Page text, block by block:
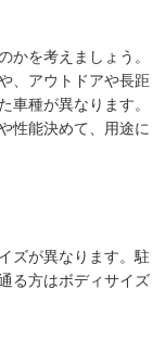
かを考えましょう。
、アウトドアや長距
車種が異なります。
性能決めて、用途に
ズが異なります。駐
る方はボディサイズ